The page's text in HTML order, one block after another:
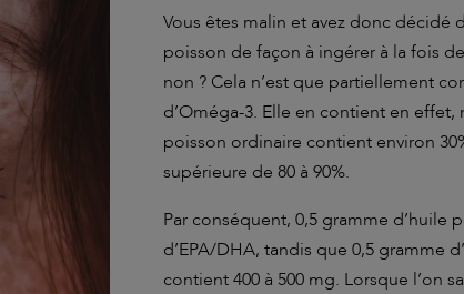
Vous êtes malin et avez donc décidé
poisson de façon à ingérer à la fois
non ? Cela n’est que partiellement
d’Oméga-3. Elle en contient en effet,
poisson ordinaire contient environ
supérieure de 80 à 90%.
Par conséquent, 0,5 gramme
d’EPA/DHA, tandis que 0,5 gramme
contient 400 à 500 mg. Lorsque l’on